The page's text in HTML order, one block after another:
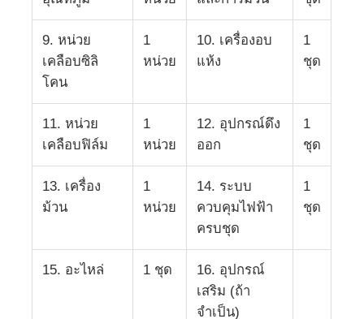
สายดึงสกรูคู่
สายการผลิตฟีนเนอร์
สายพัดแผ่น PMMA GPPS
สายดึงแผ่นพลาสติก
สายดึงแผ่นแบบ thermoforming
9. หน่วย
เคลือบซิลิ
โคน
1
หน่วย
10. เครื่องอบ
แห้ง
1
ชุด
11. หน่วย
เคลือบฟิล์ม
1
หน่วย
12. อุปกรณ์ดึง
ออก
1
ชุด
13. เครื่อง
ม้วน
1
หน่วย
14. ระบบ
ควบคุมไฟฟ้า
ครบชุด
1
ชุด
15. อะไหล่ 1 ชุด
16. อุปกรณ์
เสริม (ถ้า
จำเป็น)